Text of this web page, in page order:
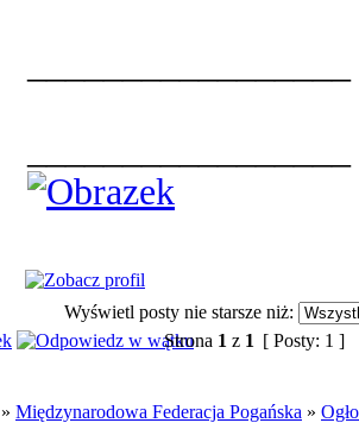
Wyświetl posty nie starsze niż:
Strona 1 z 1 [ Posty: 1 ]
» Międzynarodowa Federacja Pogańska »